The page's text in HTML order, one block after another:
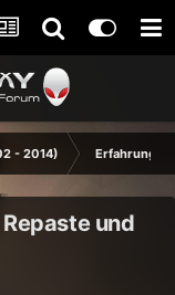
- 2014)
und